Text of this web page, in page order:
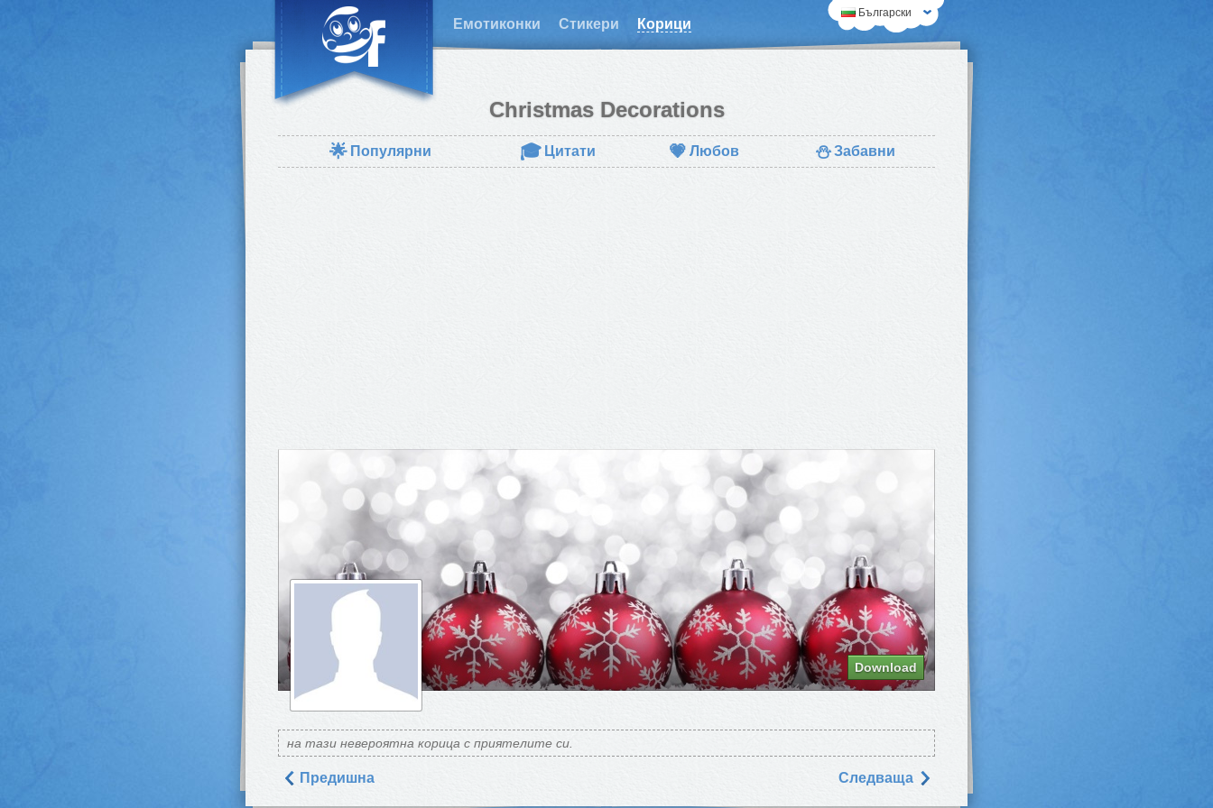
Емотиконки Стикери Корици
Български
Christmas Decorations
🌟 Популярни 🎓 Цитати 💗 Любов ⛄ Забавни
Download
на тази невероятна корица с приятелите си.
Предишна Следваща